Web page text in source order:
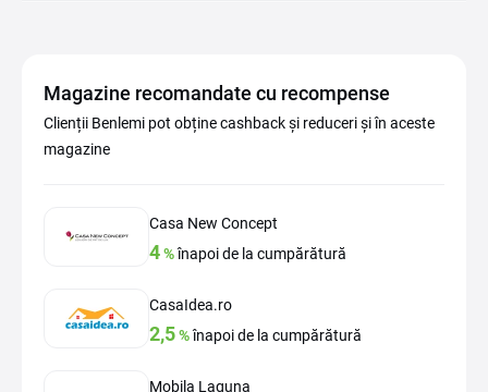
Magazine recomandate cu recompense
Clienții Benlemi pot obține cashback și reduceri și în aceste
magazine
Casa New Concept
4%înapoi de la cumpărătură
CasaIdea.ro
2,5%înapoi de la cumpărătură
Mobila Laguna